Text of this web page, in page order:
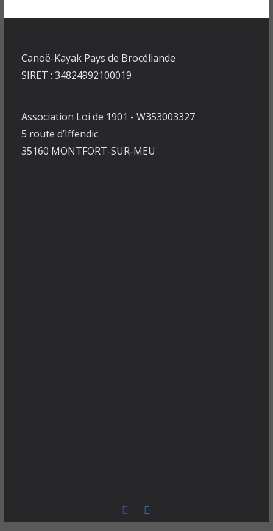
Canoë-Kayak Pays de Brocéliande
SIRET : 34824992100019
Association Loi de 1901 - W353003327
5 route d’Iffendic
35160 MONTFORT-SUR-MEU